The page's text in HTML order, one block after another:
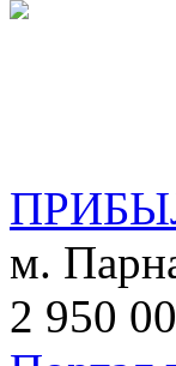
м.
2 950